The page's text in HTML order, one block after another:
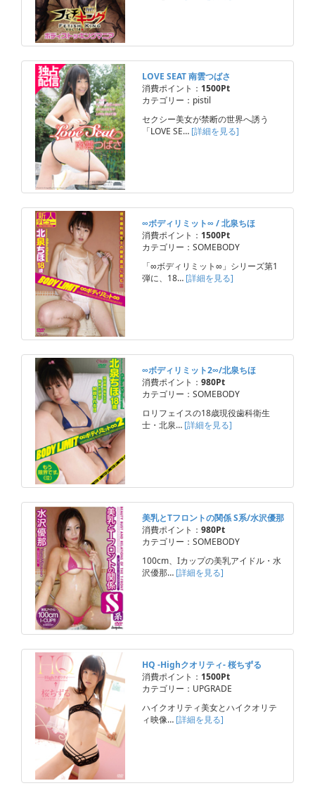
LOVE SEAT 南雲つばさ
消費ポイント： 1500Pt
カテゴリー：pistil
セクシー美女が禁断の世界へ誘う
「LOVE SE… [詳細を見る]
∞ボディリミット∞ / 北泉ちほ
消費ポイント： 1500Pt
カテゴリー：SOMEBODY
「∞ボディリミット∞」シリーズ第1
弾に、18… [詳細を見る]
∞ボディリミット2∞/北泉ちほ
消費ポイント： 980Pt
カテゴリー：SOMEBODY
ロリフェイスの18歳現役歯科衛生
士・北泉… [詳細を見る]
美乳とTフロントの関係 S系/水沢優那
消費ポイント： 980Pt
カテゴリー：SOMEBODY
100cm、Iカップの美乳アイドル・水
沢優那… [詳細を見る]
HQ -Highクオリティ- 桜ちずる
消費ポイント： 1500Pt
カテゴリー：UPGRADE
ハイクオリティ美女とハイクオリテ
ィ映像… [詳細を見る]